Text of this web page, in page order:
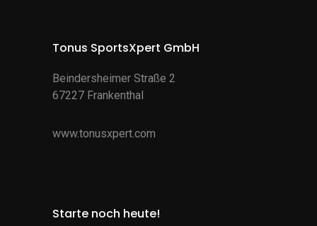
Tonus SportsXpert GmbH
Beindersheimer Straße 2
67227 Frankenthal
www.tonusxpert.com
Starte noch heute!